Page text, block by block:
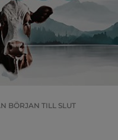
BÖRJAN TILL SLUT